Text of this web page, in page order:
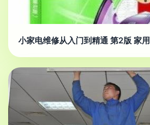
小家电维修从入门到精通 第2版 家